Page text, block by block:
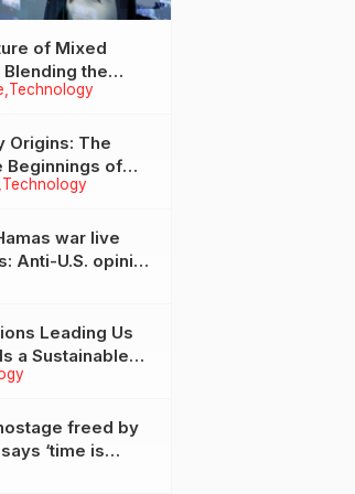
Innovations
Technology
of Mixed
Blending the
the Real
Technology
Origins: The
Beginnings of
Tech Titans
war live
Anti-U.S. opinion
grows
tell Blinken
Leading Us
a Sustainable
freed by
‘time is
for captives